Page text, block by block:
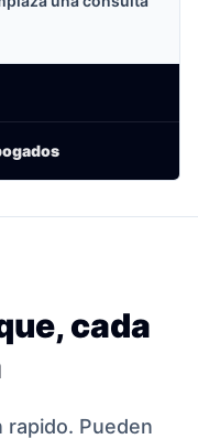
cada
rapido. Pueden